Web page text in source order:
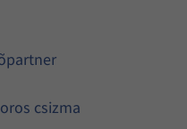
csizma